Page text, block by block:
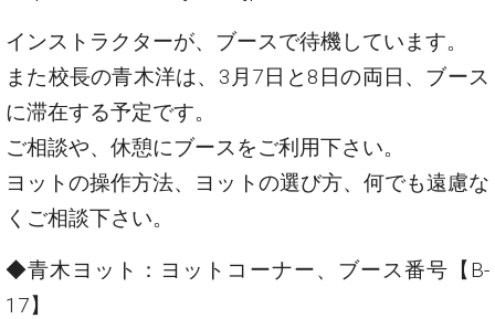
インストラクターが、ブースで待機しています。
また校長の青木洋は、3月7日と8日の両日、ブース
に滞在する予定です。
ご相談や、休憩にブースをご利用下さい。
ヨットの操作方法、ヨットの選び方、何でも遠慮な
くご相談下さい。
◆青木ヨット：ヨットコーナー、ブース番号【B-
17】